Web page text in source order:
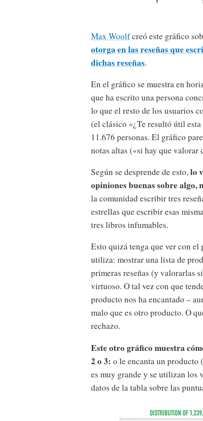
Max Woolfcreó este gráfico
otorga en las reseñas que
dichas reseñas.
En el gráfico se muestra en
que ha escrito una persona
lo que el resto de los usuarios
(el clásico «¿Te resultó útil
11.676 personas. El gráfico
notas altas («si hay que valorar
Según se desprende de esto,lo
opiniones buenas sobre algo,
la comunidad escribir tres
estrellas que escribir esas
tres libros infumables.
Esto quizá tenga que ver con el
utiliza: mostrar una lista de
primeras reseñas (y valorarlas
virtuoso. O tal vez con que
producto nos ha encantado –
malo que es otro producto. O
rechazo.
Este otro gráfico muestra
2 o 3: o le encanta un producto
es muy grande y se utilizan los
datos de la tabla sobre las